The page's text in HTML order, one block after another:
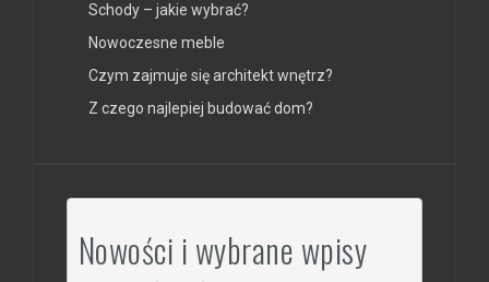
Schody – jakie wybrać?
Nowoczesne meble
Czym zajmuje się architekt wnętrz?
Z czego najlepiej budować dom?
Nowości i wybrane wpisy